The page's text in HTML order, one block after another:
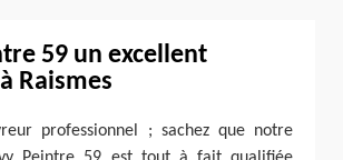
59 un excellent
Raismes
professionnel ; sachez que notre